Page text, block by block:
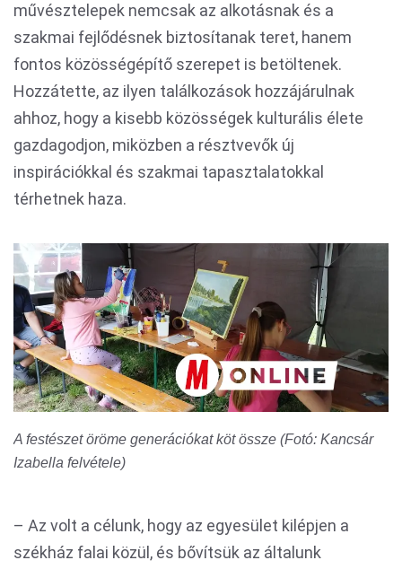
művésztelepek nemcsak az alkotásnak és a
szakmai fejlődésnek biztosítanak teret, hanem
fontos közösségépítő szerepet is betöltenek.
Hozzátette, az ilyen találkozások hozzájárulnak
ahhoz, hogy a kisebb közösségek kulturális élete
gazdagodjon, miközben a résztvevők új
inspirációkkal és szakmai tapasztalatokkal
térhetnek haza.
A festészet öröme generációkat köt össze (Fotó: Kancsár
Izabella felvétele)
– Az volt a célunk, hogy az egyesület kilépjen a
székház falai közül, és bővítsük az általunk